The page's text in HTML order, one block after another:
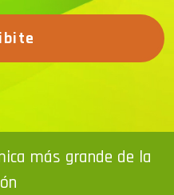
más grande de la